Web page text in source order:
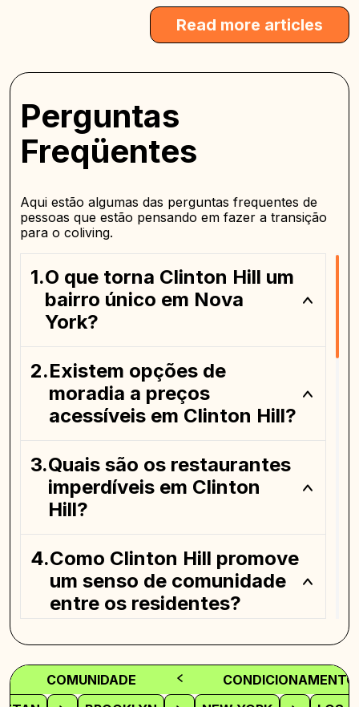
Read more articles
Perguntas
Freqüentes
Aqui estão algumas das perguntas frequentes de
pessoas que estão pensando em fazer a transição
para o coliving.
O que torna Clinton Hill um
bairro único em Nova
York?
Existem opções de
moradia a preços
acessíveis em Clinton Hill?
Quais são os restaurantes
imperdíveis em Clinton
Hill?
Como Clinton Hill promove
um senso de comunidade
entre os residentes?
Que eventos ou festivais
definem a cena cultural de
Clinton Hill?
COMUNIDADE
CONDICIONAMENTO